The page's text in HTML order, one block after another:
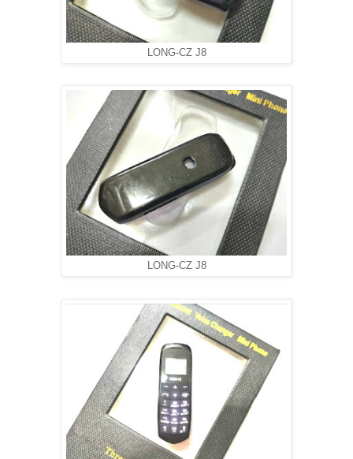
LONG-CZ J8
LONG-CZ J8